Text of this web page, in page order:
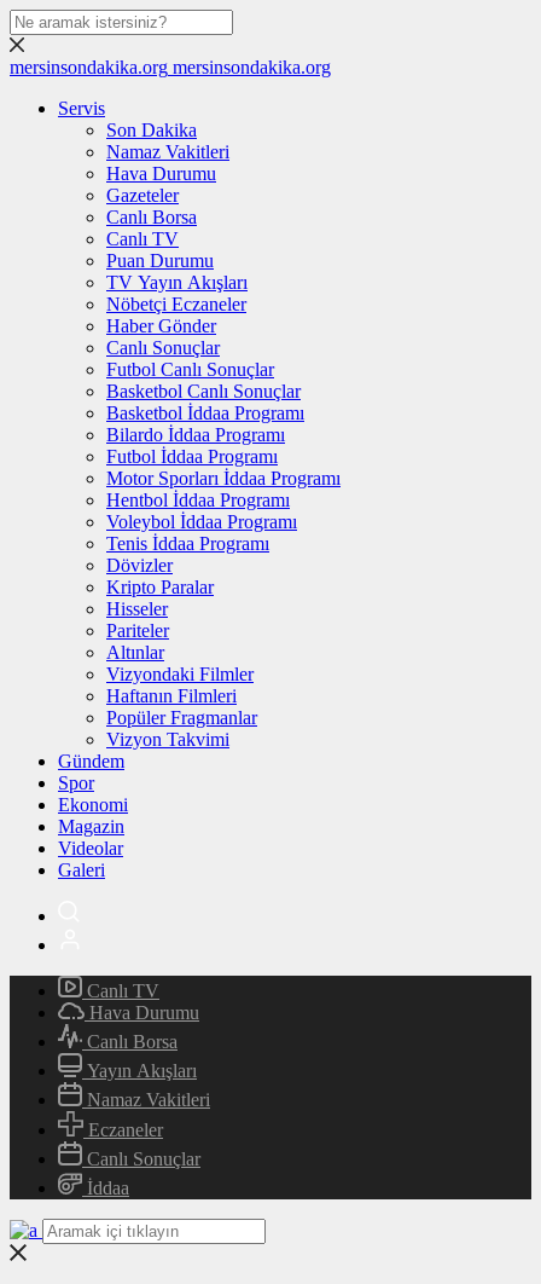
mersinsondakika.org mersinsondakika.org
Servis
Son Dakika
Namaz Vakitleri
Hava Durumu
Gazeteler
Canlı Borsa
Canlı TV
Puan Durumu
TV Yayın Akışları
Nöbetçi Eczaneler
Haber Gönder
Canlı Sonuçlar
Futbol Canlı Sonuçlar
Basketbol Canlı Sonuçlar
Basketbol İddaa Programı
Bilardo İddaa Programı
Futbol İddaa Programı
Motor Sporları İddaa Programı
Hentbol İddaa Programı
Voleybol İddaa Programı
Tenis İddaa Programı
Dövizler
Kripto Paralar
Hisseler
Pariteler
Altınlar
Vizyondaki Filmler
Haftanın Filmleri
Popüler Fragmanlar
Vizyon Takvimi
Gündem
Spor
Ekonomi
Magazin
Videolar
Galeri
Canlı TV
Hava Durumu
Canlı Borsa
Yayın Akışları
Namaz Vakitleri
Eczaneler
Canlı Sonuçlar
İddaa